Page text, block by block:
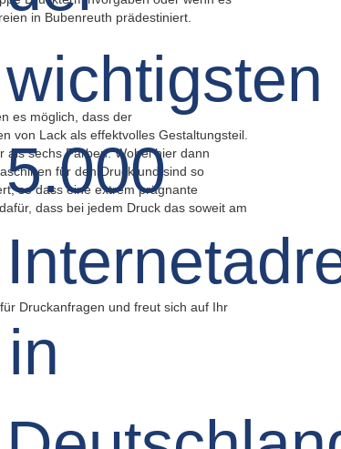
in Bubenreuth prädestiniert.
es möglich, dass der
von Lack als effektvolles Gestaltungsteil.
als sechs Farben. Wobei hier dann
für den Druck und sind so
so dass eine extrem prägnante
dass bei jedem Druck das soweit am
Druckanfragen und freut sich auf Ihr